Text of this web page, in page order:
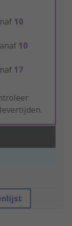
10
10
17